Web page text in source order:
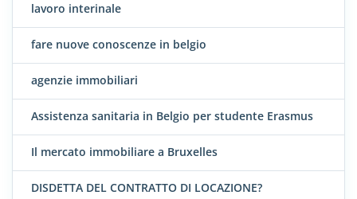
lavoro interinale
fare nuove conoscenze in belgio
agenzie immobiliari
Assistenza sanitaria in Belgio per studente Erasmus
Il mercato immobiliare a Bruxelles
DISDETTA DEL CONTRATTO DI LOCAZIONE?